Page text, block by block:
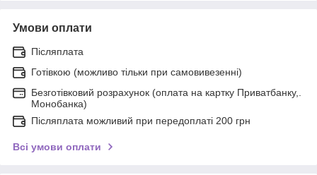
Умови оплати
Післяплата
Готівкою (можливо тільки при самовивезенні)
Безготівковий розрахунок (оплата на картку Приватбанку,.
Монобанка)
Післяплата можливий при передоплаті 200 грн
Всі умови оплати